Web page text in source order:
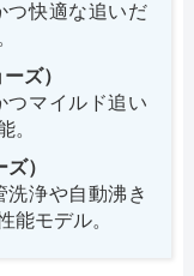
つ快適な追いだ
ズ）
つマイルド追い
。
）
洗浄や自動沸き
能モデル。